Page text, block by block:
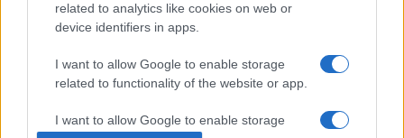
related to analytics like cookies on web or
device identifiers in apps.
I want to allow Google to enable storage
related to functionality of the website or app.
I want to allow Google to enable storage
közönségnek: 2019-ben, az Európai Színházi Unió 18.
Fesztiválján az ő rendezésében láthatták a
című előadást.